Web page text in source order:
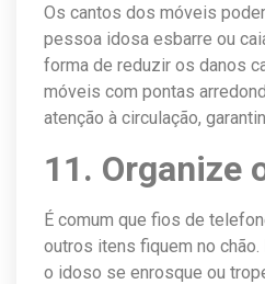
Os cantos dos móveis
pessoa idosa esbarre ou
forma de reduzir os danos
móveis com pontas
atenção à circulação,
11. Organize
É comum que fios de
outros itens fiquem no chão.
o idoso se enrosque ou